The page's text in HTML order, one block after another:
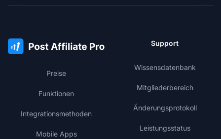
Preise
Funktionen
Integrationsmethoden
Mobile Apps
Support
Wissensdatenbank
Mitgliederbereich
Änderungsprotokoll
Leistungsstatus